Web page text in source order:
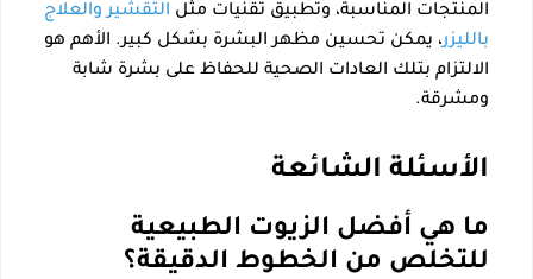
المنتجات المناسبة، وتطبيق تقنيات مثل التقشير والعلاج
بالليزر، يمكن تحسين مظهر البشرة بشكل كبير. الأهم هو
الالتزام بتلك العادات الصحية للحفاظ على بشرة شابة
ومشرقة.
الأسئلة الشائعة
ما هي أفضل الزيوت الطبيعية
للتخلص من الخطوط الدقيقة؟